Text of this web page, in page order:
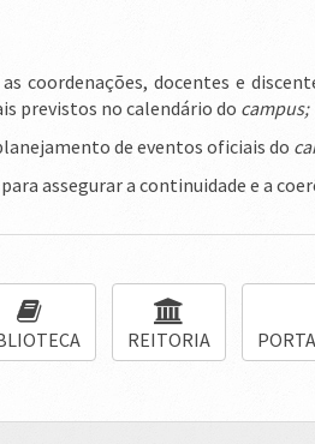
coordenações, docentes e
previstos no calendário do campus;
de eventos oficiais do
assegurar a continuidade e a
REITORIA